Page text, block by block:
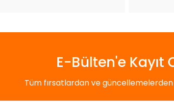
E-Bülten'e Kayıt
Tüm fırsatlardan ve